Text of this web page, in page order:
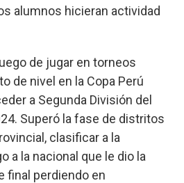
alumnos hicieran actividad
de jugar en torneos
de nivel en la Copa Perú
a Segunda División del
Superó la fase de distritos
clasificar a la
a la nacional que le dio la
final perdiendo en